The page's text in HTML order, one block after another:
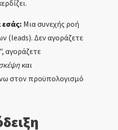
Μια συνεχής ροή
(leads). Δεν αγοράζετε
αγοράζετε
και
στον προϋπολογισμό